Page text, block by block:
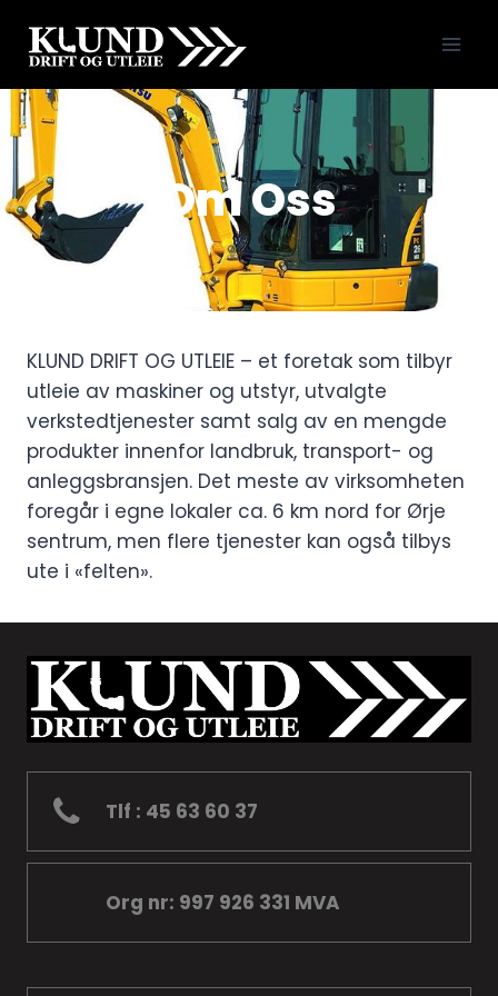
content
Om Oss
KLUND DRIFT OG UTLEIE – et foretak som tilbyr
utleie av maskiner og utstyr, utvalgte
verkstedtjenester samt salg av en mengde
produkter innenfor landbruk, transport- og
anleggsbransjen. Det meste av virksomheten
foregår i egne lokaler ca. 6 km nord for Ørje
sentrum, men flere tjenester kan også tilbys
ute i «felten».
Tlf : 45 63 60 37
Org nr: 997 926 331 MVA